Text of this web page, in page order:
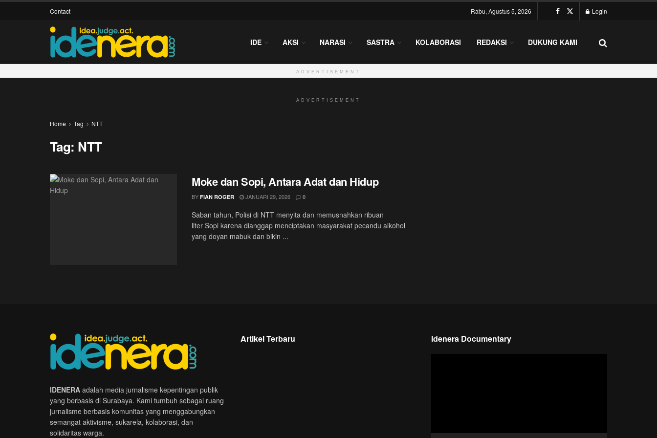
Contact Rabu, Agustus 5, 2026 Login
IDE AKSI NARASI SASTRA KOLABORASI REDAKSI DUKUNG KAMI
ADVERTISEMENT
ADVERTISEMENT
Home Tag NTT
Tag: NTT
Moke dan Sopi, Antara Adat dan Hidup
BY FIAN ROGER JANUARI 29, 2026 0
Saban tahun, Polisi di NTT menyita dan memusnahkan ribuan
liter Sopi karena dianggap menciptakan masyarakat pecandu alkohol
yang doyan mabuk dan bikin ...
IDENERA adalah media jurnalisme kepentingan publik
yang berbasis di Surabaya. Kami tumbuh sebagai ruang
jurnalisme berbasis komunitas yang menggabungkan
semangat aktivisme, sukarela, kolaborasi, dan
solidaritas warga.
Artikel Terbaru Idenera Documentary